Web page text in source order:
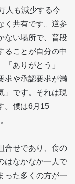
人も減少する今
く共有です。逆参
ない場所で、普段
ることが自分の中
ありがとう」
求や承認要求が満
」です。それは現
。僕は6月15
合せであり、食の
はなかなか一人で
った多くの方が一